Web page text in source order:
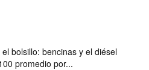
bolsillo: bencinas y el diésel
promedio por...